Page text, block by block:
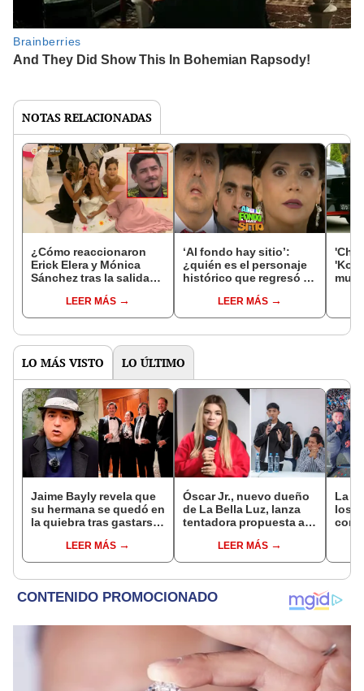
NOTAS RELACIONADAS
¿Cómo reaccionaron
Erick Elera y Mónica
Sánchez tras la salida
'Al fondo hay sitio'?
LEER MÁS
‘Al fondo hay sitio’:
¿quién es el personaje
histórico que regresó en
LEER MÁS
LO MÁS VISTO LO ÚLTIMO
Jaime Bayly revela que
su hermana se quedó en
la quiebra tras gastarse
denunciarla: "Pedía
más"
LEER MÁS
Óscar Jr., nuevo dueño
de La Bella Luz, lanza
tentadora propuesta a
denuncia por
tocamientos: “Va a
LEER MÁS
La
los